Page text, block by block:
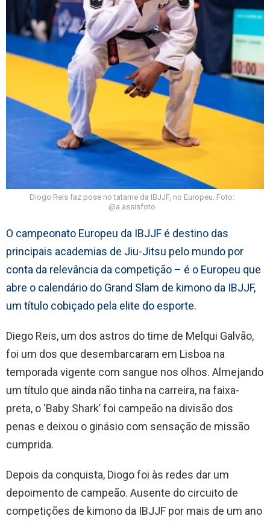
Diogo Reis faz pose no tatame da IBJJF, no Europeu. Foto:
@a.assisfoto
O campeonato Europeu da IBJJF é destino das
principais academias de Jiu-Jitsu pelo mundo por
conta da relevância da competição – é o Europeu que
abre o calendário do Grand Slam de kimono da IBJJF,
um título cobiçado pela elite do esporte.
Diego Reis, um dos astros do time de Melqui Galvão,
foi um dos que desembarcaram em Lisboa na
temporada vigente com sangue nos olhos. Almejando
um título que ainda não tinha na carreira, na faixa-
preta, o ‘Baby Shark’ foi campeão na divisão dos
penas e deixou o ginásio com sensação de missão
cumprida.
Depois da conquista, Diogo foi às redes dar um
depoimento de campeão. Ausente do circuito de
competições de kimono da IBJJF por mais de um ano